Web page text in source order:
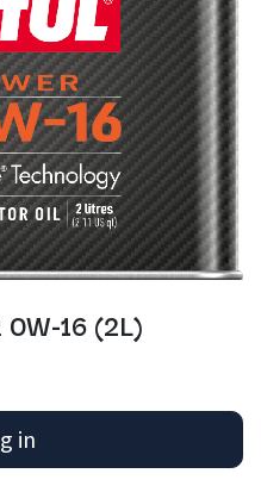
0W-16 (2L)
in